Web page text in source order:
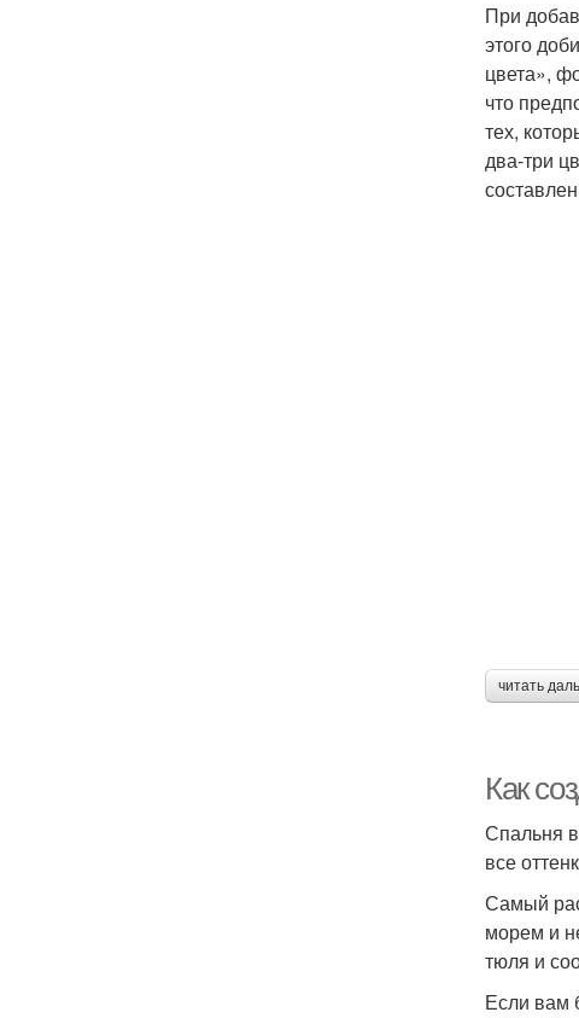
При
этого
цвета»,
что
тех,
два-три
читать
Как
Спальня
все
Самый
морем и
тюля и
Если вам